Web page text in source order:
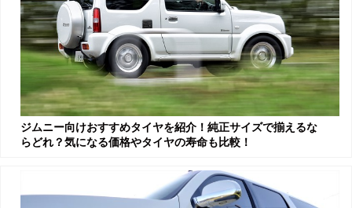
ジムニー向けおすすめタイヤを紹介！純正サイズで揃えるな
らどれ？気になる価格やタイヤの寿命も比較！